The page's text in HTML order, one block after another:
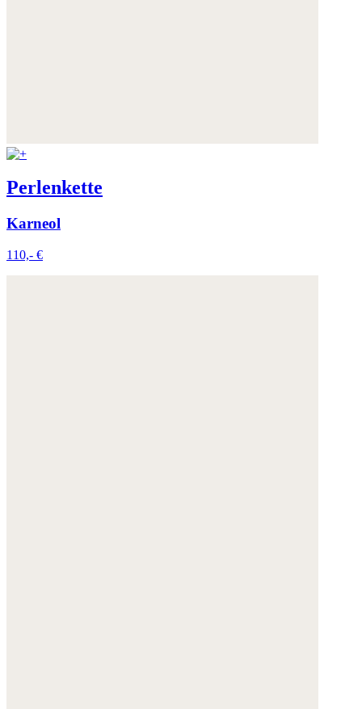
Perlenkette
Karneol
110,- €